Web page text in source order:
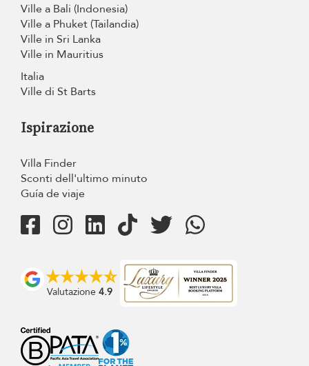
Ville a Bali (Indonesia)
Ville a Phuket (Tailandia)
Ville in Sri Lanka
Ville in Mauritius
Italia
Ville di St Barts
Ispirazione
Villa Finder
Sconti dell'ultimo minuto
Guía de viaje
Valutazione 4.9